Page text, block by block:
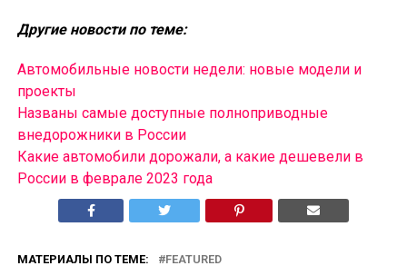
Другие новости по теме:
Автомобильные новости недели: новые модели и
проекты
Названы самые доступные полноприводные
внедорожники в России
Какие автомобили дорожали, а какие дешевели в
России в феврале 2023 года
МАТЕРИАЛЫ ПО ТЕМЕ: FEATURED